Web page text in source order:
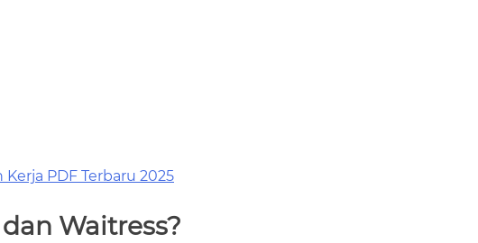
Kerja PDF Terbaru 2025
Waitress?